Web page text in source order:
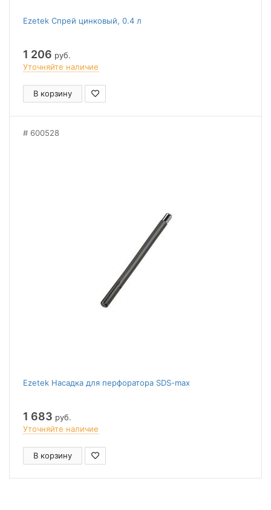
Ezetek Спрей цинковый, 0.4 л
1 206 руб.
Уточняйте наличие
В корзину
600528
Ezetek Насадка для перфоратора SDS-max
1 683 руб.
Уточняйте наличие
В корзину